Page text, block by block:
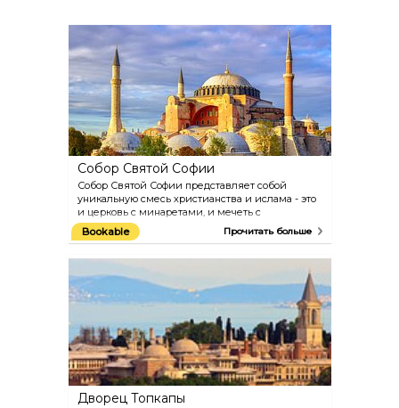
Собор Святой Софии
Собор Святой Софии представляет собой
уникальную смесь христианства и ислама - это
и церковь с минаретами, и мечеть с
изображениями Девы Марии. Само здание -
одно из чудес мировой архитектуры,
храмом Святого Петра в 16-м веке.
Bookable Прочитать больше
Дворец Топкапы